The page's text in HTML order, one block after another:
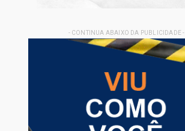
- CONTINUA ABAIXO DA PUBLICIDADE -